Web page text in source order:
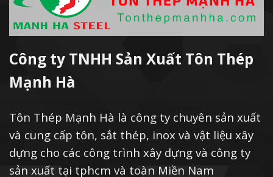
Công ty TNHH Sản Xuất Tôn Thép
Mạnh Hà
Tôn Thép Mạnh Hà là công ty chuyên sản xuất
và cung cấp tôn, sắt thép, inox và vật liệu xây
dựng cho các công trình xây dựng và công ty
sản xuất tại tphcm và toàn Miền Nam